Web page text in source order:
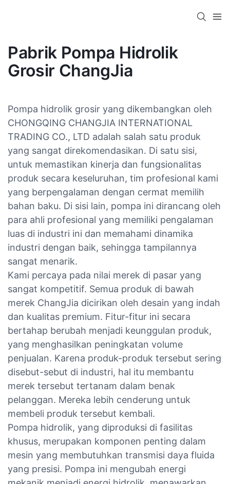
Pabrik Pompa Hidrolik
Grosir ChangJia
Pompa hidrolik grosir yang dikembangkan oleh
CHONGQING CHANGJIA INTERNATIONAL
TRADING CO., LTD adalah salah satu produk
yang sangat direkomendasikan. Di satu sisi,
untuk memastikan kinerja dan fungsionalitas
produk secara keseluruhan, tim profesional kami
yang berpengalaman dengan cermat memilih
bahan baku. Di sisi lain, pompa ini dirancang oleh
para ahli profesional yang memiliki pengalaman
luas di industri ini dan memahami dinamika
industri dengan baik, sehingga tampilannya
sangat menarik.
Kami percaya pada nilai merek di pasar yang
sangat kompetitif. Semua produk di bawah
merek ChangJia dicirikan oleh desain yang indah
dan kualitas premium. Fitur-fitur ini secara
bertahap berubah menjadi keunggulan produk,
yang menghasilkan peningkatan volume
penjualan. Karena produk-produk tersebut sering
disebut-sebut di industri, hal itu membantu
merek tersebut tertanam dalam benak
pelanggan. Mereka lebih cenderung untuk
membeli produk tersebut kembali.
Pompa hidrolik, yang diproduksi di fasilitas
khusus, merupakan komponen penting dalam
mesin yang membutuhkan transmisi daya fluida
yang presisi. Pompa ini mengubah energi